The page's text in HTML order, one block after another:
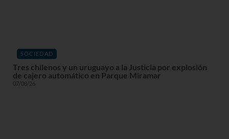
SOCIEDAD
Tres chilenos y un uruguayo a la Justicia por explosión
de cajero automático en Parque Miramar
07/08/26